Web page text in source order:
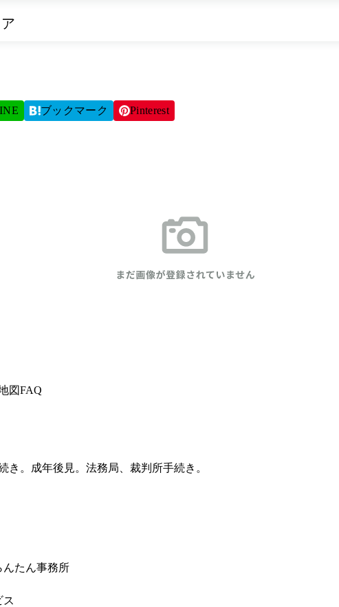
ブックマーク Pinterest
図FAQ
き。成年後見。法務局、裁判所手続き。
んたん事務所
ス